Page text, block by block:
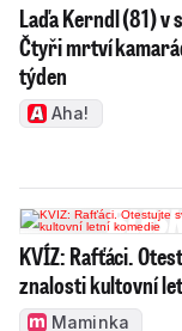
Laďa Kerndl (81) v
Čtyři mrtví
týden
Aha!
KVÍZ: Rafťáci.
znalosti kultovní
Maminka